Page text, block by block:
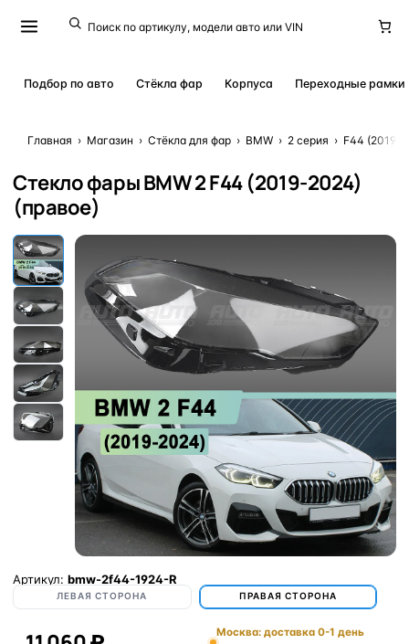
Подбор по авто Стёкла фар Корпуса Переходные рамки
Главная › Магазин › Стёкла для фар › BMW › 2 серия › F44 (2019 -
Стекло фары BMW 2 F44 (2019-2024)
(правое)
Артикул: bmw-2f44-1924-R
ЛЕВАЯ СТОРОНА ПРАВАЯ СТОРОНА
Москва: доставка 0-1 день